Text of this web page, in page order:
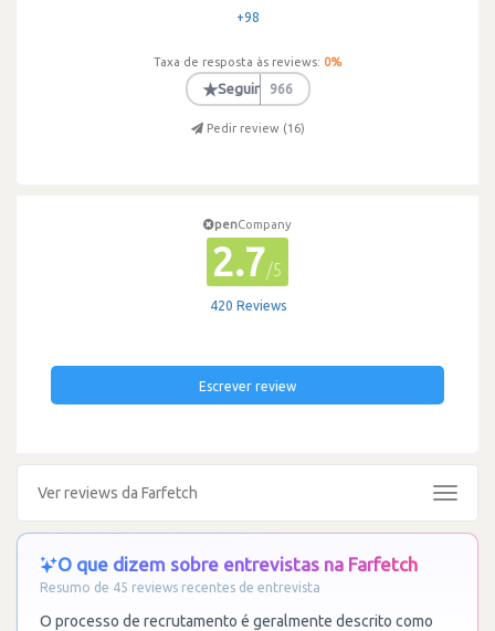
+98
Taxa de resposta às reviews: 0%
★Seguir 966
Pedir review (16)
penCompany
2.7/5
420 Reviews
Escrever review
Ver reviews da Farfetch
Toggle
O que dizem sobre entrevistas na Farfetch
Resumo de 45 reviews recentes de entrevista
O processo de recrutamento é geralmente descrito como